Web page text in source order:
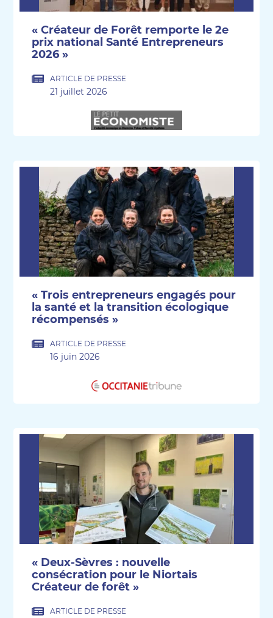
« Créateur de Forêt remporte le 2e
prix national Santé Entrepreneurs
2026 »
ARTICLE DE PRESSE
21 juillet 2026
« Trois entrepreneurs engagés pour
la santé et la transition écologique
récompensés »
ARTICLE DE PRESSE
16 juin 2026
« Deux-Sèvres : nouvelle
consécration pour le Niortais
Créateur de forêt »
ARTICLE DE PRESSE